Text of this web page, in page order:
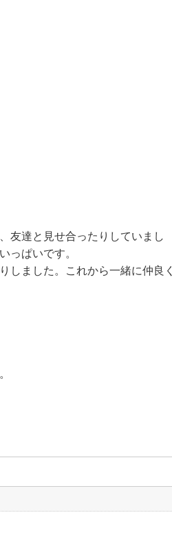
友達と見せ合ったりしていまし
っぱいです。
しました。これから一緒に仲良く